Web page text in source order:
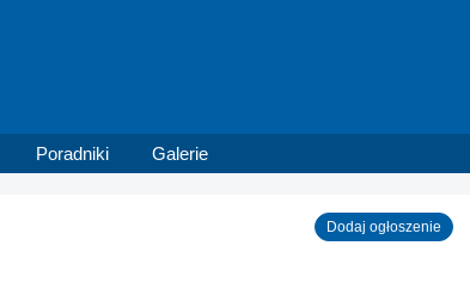
Poradniki Galerie
Dodaj ogłoszenie